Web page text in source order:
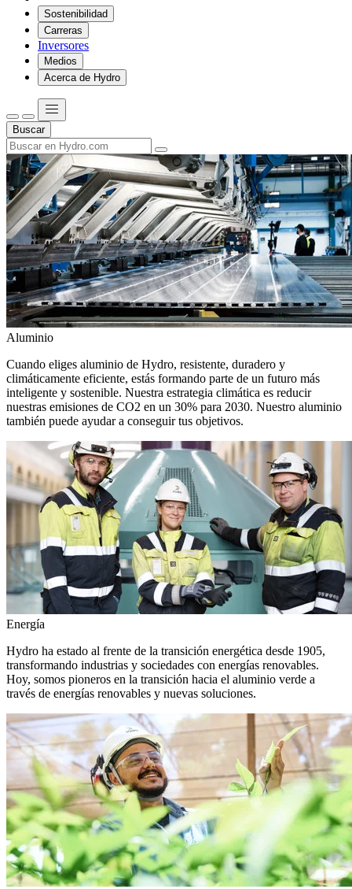
Sostenibilidad
Carreras
Inversores
Medios
Acerca de Hydro
Buscar
Aluminio
Cuando eliges aluminio de Hydro, resistente, duradero y
climáticamente eficiente, estás formando parte de un futuro más
inteligente y sostenible. Nuestra estrategia climática es reducir
nuestras emisiones de CO2 en un 30% para 2030. Nuestro aluminio
también puede ayudar a conseguir tus objetivos.
Energía
Hydro ha estado al frente de la transición energética desde 1905,
transformando industrias y sociedades con energías renovables.
Hoy, somos pioneros en la transición hacia el aluminio verde a
través de energías renovables y nuevas soluciones.